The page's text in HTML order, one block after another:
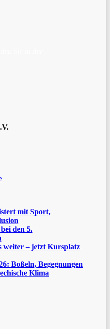
mit Sport,
den 5.
weiter – jetzt Kursplatz
Boßeln, Begegnungen
Klima